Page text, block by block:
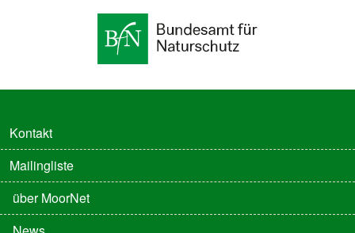
Kontakt
Mailingliste
FUSSZEILE 2
über MoorNet